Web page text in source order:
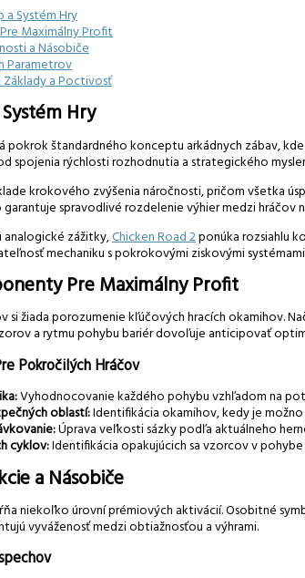
a Systém Hry
Maximálny Profit
a Násobiče
Parametrov
a Poctivosť
Hry
pokrok štandardného konceptu arkádnych zábav,
spojenia rýchlosti rozhodnutia a strategického
krokového zvýšenia náročnosti, pričom všetka
spravodlivé rozdelenie výhier medzi
zážitky,Chicken Road 2ponúka rozsiahlu
mechaniku s pokrokovými ziskovými
Pre Maximálny Profit
si žiada porozumenie kľúčových hracích okamihov.
a rytmu pohybu bariér dovoľuje anticipovať
Pokročilých Hráčov
Vyhodnocovanie každého pohybu vzhľadom na
oblastí:Identifikácia okamihov, kedy je
Úprava veľkosti sázky podľa aktuálneho
cyklov:Identifikácia opakujúcich sa vzorcov v
a Násobiče
niekoľko úrovní prémiových aktivácií. Osobitné
vyváženosť medzi obtiažnosťou a výhrami.